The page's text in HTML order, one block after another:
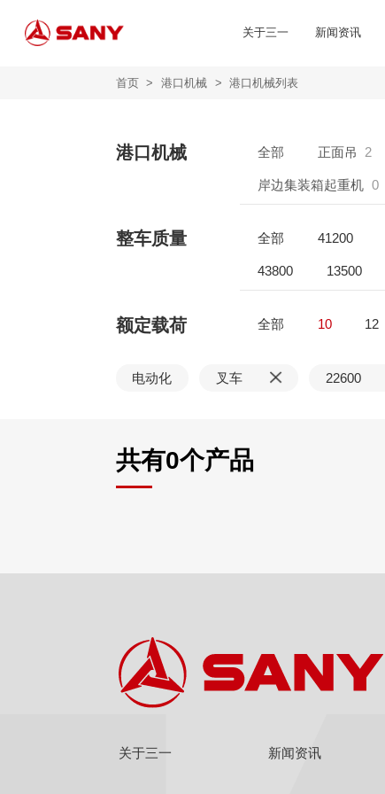
关于三一 新闻资讯
首页 > 港口机械 > 港口机械列表
港口机械 全部 正面吊 2
岸边集装箱起重机 0
整车质量 全部 41200
43800 13500
额定载荷 全部 10 12
电动化 叉车 22600
共有0个产品
关于三一 新闻资讯